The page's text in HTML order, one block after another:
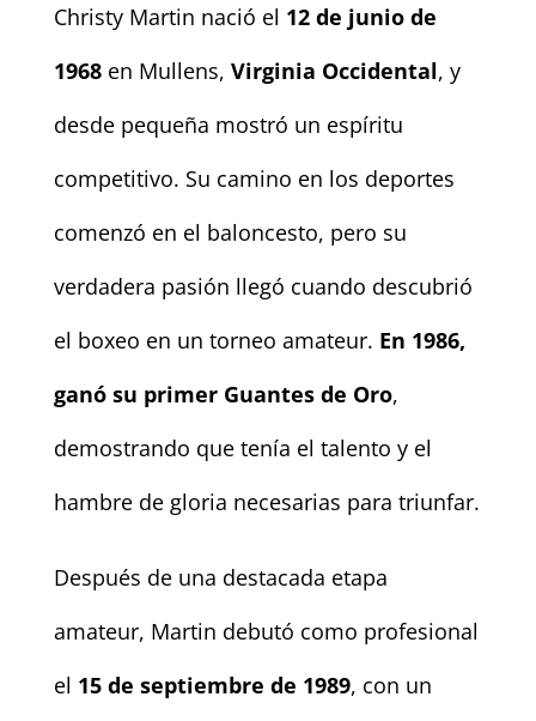
Christy Martin nació el 12 de junio de
1968en Mullens, Virginia Occidental, y
desde pequeña mostró un espíritu
competitivo. Su camino en los deportes
comenzó en el baloncesto, pero su
verdadera pasión llegó cuando descubrió
el boxeo en un torneo amateur. En 1986,
ganó su primer Guantes de Oro,
demostrando que tenía el talento y el
hambre de gloria necesarias para triunfar.
Después de una destacada etapa
amateur, Martin debutó como profesional
el 15 de septiembre de 1989, con un